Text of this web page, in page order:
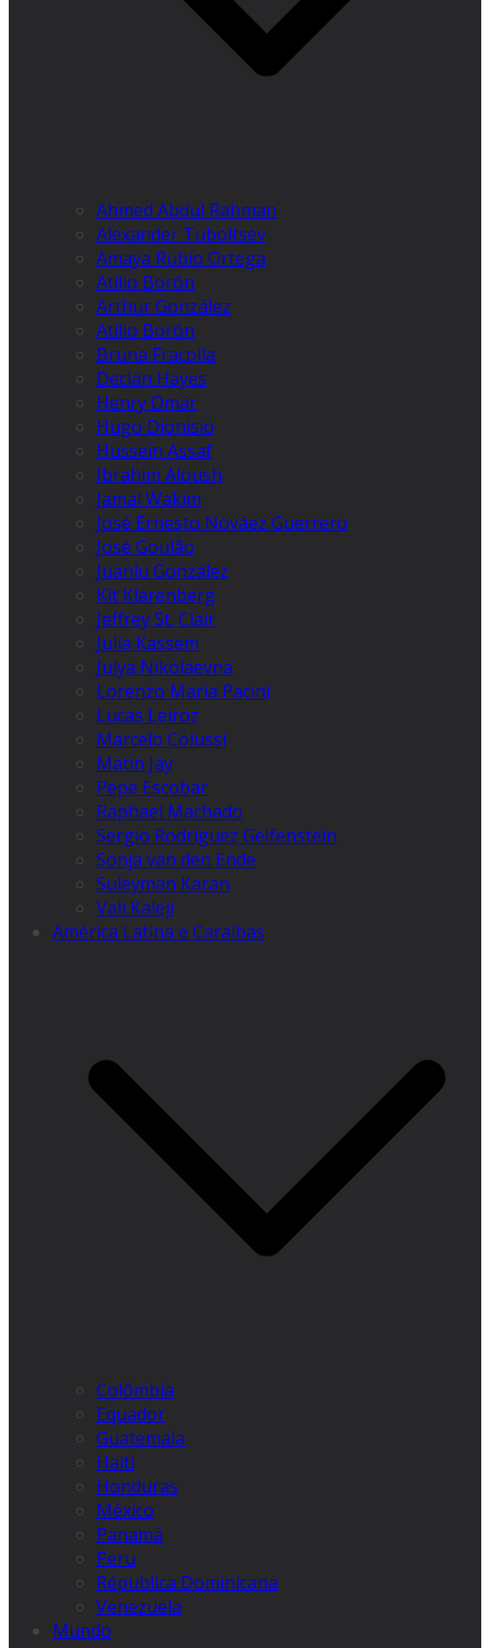
Ahmed Abdul Rahman
Alexander Tuboltsev
Amaya Rubio Ortega
Atilio Borón
Arthur González
Atilio Borón
Bruna Fracolla
Declan Hayes
Henry Omar
Hugo Dionísio
Hussein Assaf
Ibrahim Aloush
Jamal Wakim
José Ernesto Nováez Guerrero
José Goulão
Juanlu González
Kit Klarenberg
Jeffrey St. Clair
Julia Kassem
Julya Nikolaevna
Lorenzo Maria Pacini
Lucas Leiroz
Marcelo Colussi
Matin Jay
Pepe Escobar
Raphael Machado
Sergio Rodríguez Gelfenstein
Sonja van den Ende
Suleyman Karan
Vali Kaleji
América Latina e Caraíbas
Colômbia
Equador
Guatemala
Haiti
Honduras
México
Panamá
Peru
Républica Dominicana
Venezuela
Mundo